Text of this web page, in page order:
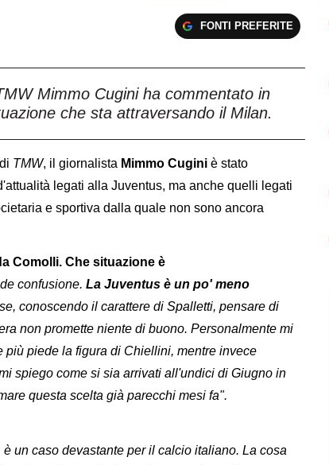
FONTI PREFERITE
Mimmo Cugini ha commentato in
che sta attraversando il Milan.
TMW, il giornalista Mimmo Cugini è stato
legati alla Juventus, ma anche quelli legati
e sportiva dalla quale non sono ancora
Comolli. Che situazione è
confusione. La Juventus è un po' meno
conoscendo il carattere di Spalletti, pensare di
non promette niente di buono. Personalmente mi
più piede la figura di Chiellini, mentre invece
spiego come si sia arrivati all'undici di Giugno in
questa scelta già parecchi mesi fa".
un caso devastante per il calcio italiano. La cosa